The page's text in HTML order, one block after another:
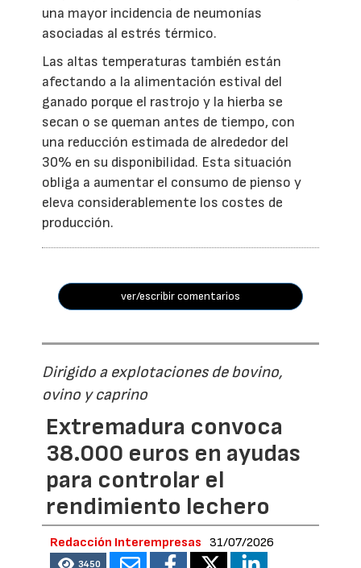
una mayor incidencia de neumonías
asociadas al estrés térmico.
Las altas temperaturas también están
afectando a la alimentación estival del
ganado porque el rastrojo y la hierba se
secan o se queman antes de tiempo, con
una reducción estimada de alrededor del
30% en su disponibilidad. Esta situación
obliga a aumentar el consumo de pienso y
eleva considerablemente los costes de
producción.
ver/escribir comentarios
Dirigido a explotaciones de bovino,
ovino y caprino
Extremadura convoca
38.000 euros en ayudas
para controlar el
rendimiento lechero
Redacción Interempresas 31/07/2026
3450